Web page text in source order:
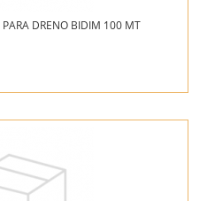
DRENO BIDIM 100 MT